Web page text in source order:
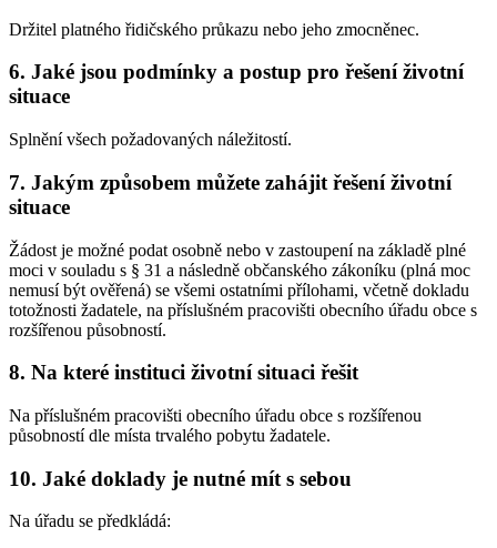
Držitel platného řidičského průkazu nebo jeho zmocněnec.
6. Jaké jsou podmínky a postup pro řešení životní
situace
Splnění všech požadovaných náležitostí.
7. Jakým způsobem můžete zahájit řešení životní
situace
Žádost je možné podat osobně nebo v zastoupení na základě plné
moci v souladu s § 31 a následně občanského zákoníku (plná moc
nemusí být ověřená) se všemi ostatními přílohami, včetně dokladu
totožnosti žadatele, na příslušném pracovišti obecního úřadu obce s
rozšířenou působností.
8. Na které instituci životní situaci řešit
Na příslušném pracovišti obecního úřadu obce s rozšířenou
působností dle místa trvalého pobytu žadatele.
10. Jaké doklady je nutné mít s sebou
Na úřadu se předkládá: